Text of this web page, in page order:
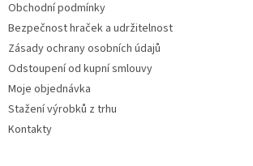
Obchodní podmínky
Bezpečnost hraček a udržitelnost
Zásady ochrany osobních údajů
Odstoupení od kupní smlouvy
Moje objednávka
Stažení výrobků z trhu
Kontakty